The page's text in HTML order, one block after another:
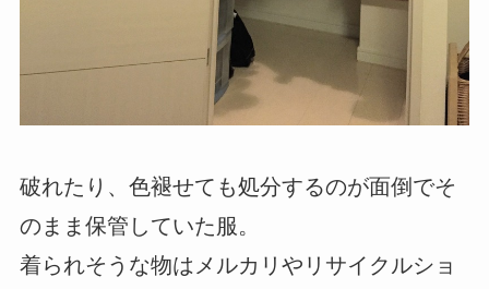
破れたり、色褪せても処分するのが面倒でそ
のまま保管していた服。
着られそうな物はメルカリやリサイクルショ